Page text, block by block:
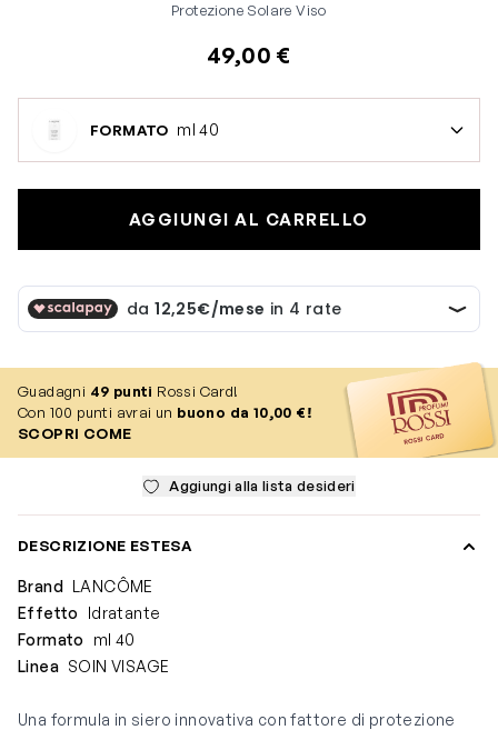
Protezione Solare Viso
49,00 €
FORMATO ml 40
AGGIUNGI AL CARRELLO
Guadagni 49 punti Rossi Card!
Con 100 punti avrai un buono da 10,00 €!
SCOPRI COME
Aggiungi alla lista desideri
DESCRIZIONE ESTESA
Brand LANCÔME
Effetto
Idratante
Formato
ml 40
Linea SOIN VISAGE
Una formula in siero innovativa con fattore di protezione